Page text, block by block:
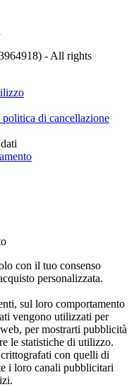
- All rights
di cancellazione
con il tuo consenso
personalizzata.
sul loro comportamento
vengono utilizzati per
per mostrarti pubblicità
le statistiche di utilizzo.
con quelli di
i loro canali pubblicitari